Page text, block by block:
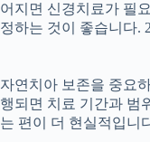
어지면 신경치료가 필
정하는 것이 좋습니다.
자연치아 보존을 중요
행되면 치료 기간과 범
는 편이 더 현실적입니